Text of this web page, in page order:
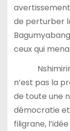
de perturber
ceux qui
n’est pas la
de toute une
démocratie et
filigrane,